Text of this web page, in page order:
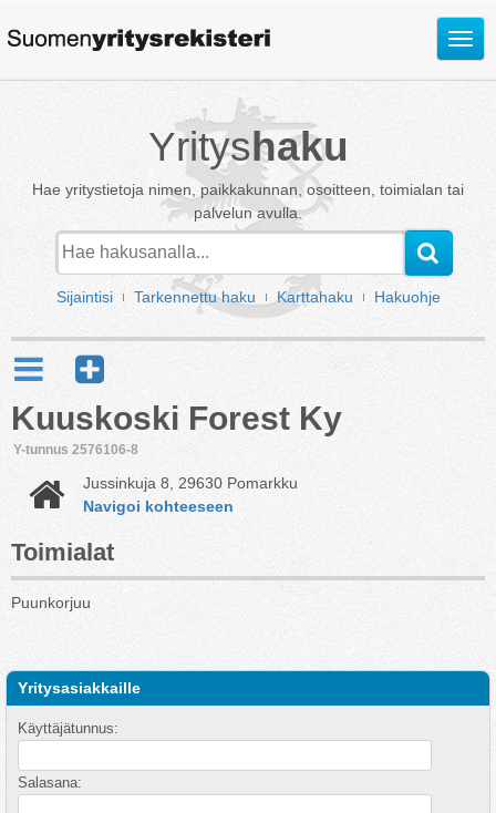
Avaa
Yrityshaku
Hae yritystietoja nimen, paikkakunnan, osoitteen, toimialan tai
palvelun avulla.
Sijaintisi Tarkennettu haku Karttahaku Hakuohje
Kuuskoski Forest Ky
Y-tunnus 2576106-8
Jussinkuja 8, 29630 Pomarkku
Navigoi kohteeseen
Toimialat
Puunkorjuu
Yritysasiakkaille
Käyttäjätunnus:
Salasana: